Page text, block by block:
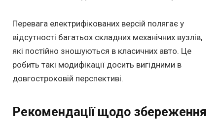
Перевага електрифікованих версій полягає у
відсутності багатьох складних механічних вузлів,
які постійно зношуються в класичних авто. Це
робить такі модифікації досить вигідними в
довгостроковій перспективі.
Рекомендації щодо збереження